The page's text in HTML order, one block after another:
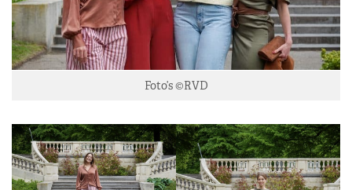
Foto’s ©RVD